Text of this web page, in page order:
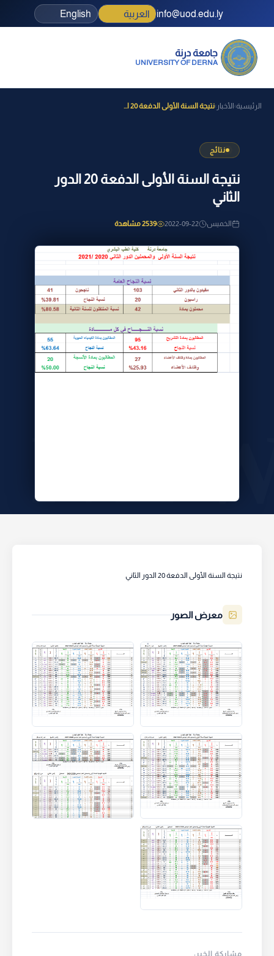
info@uod.edu.ly العربية English
جامعة درنة
UNIVERSITY OF DERNA
الرئيسية› الأخبار ›نتيجة السنة الأولى الدفعة 20 ا...
نتائج
نتيجة السنة الأولى الدفعة 20 الدور
الثاني
الخميس 2022-09-22 2539 مشاهدة
نتيجة السنة الأولى الدفعة 20 الدور الثاني
معرض الصور
مشاركة الخبر: